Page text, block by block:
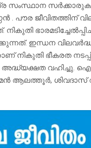
സംസ്ഥാന
. പൗര ജീവിതത്തിന്
ഇന്ധന
നികുതി ഭീകരത
വഹിച്ചു.
ആലത്തൂർ, ശിവദാസ്